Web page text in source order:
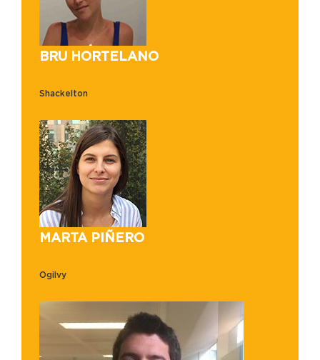
BRU HORTELANO
Shackelton
MARTA PIÑERO
Ogilvy